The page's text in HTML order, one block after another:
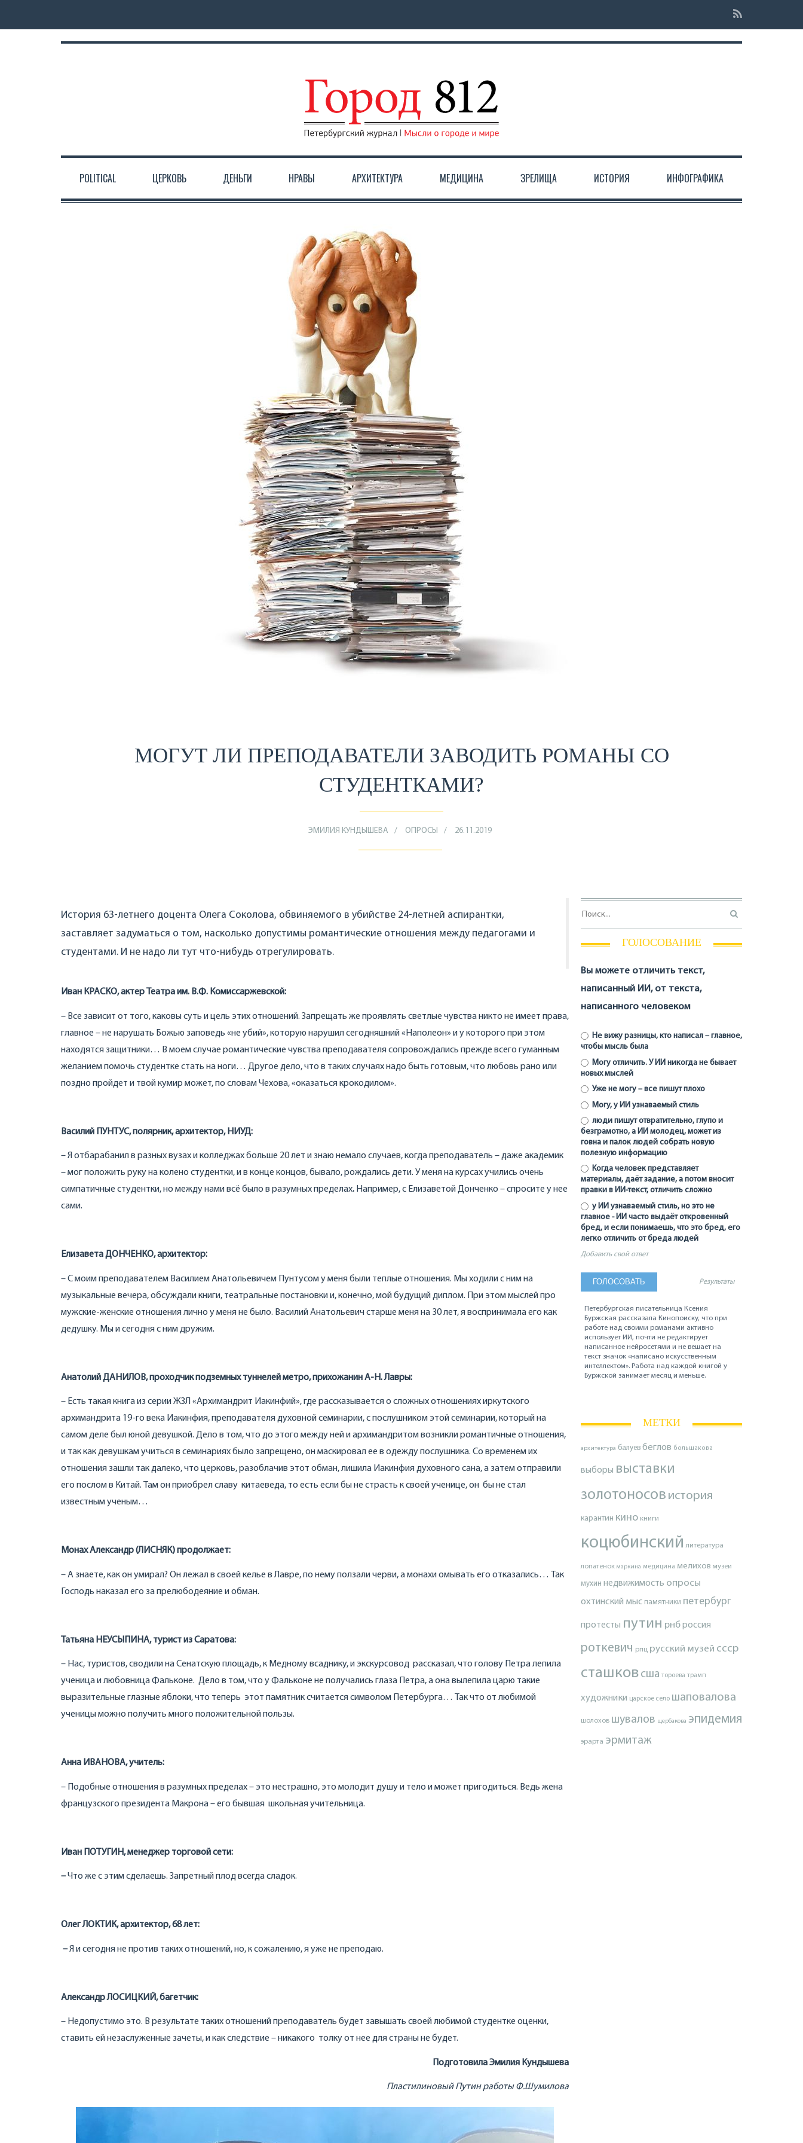
POLITICAL ЦЕРКОВЬ ДЕНЬГИ НРАВЫ АРХИТЕКТУРА МЕДИЦИНА ЗРЕЛИЩА ИСТОРИЯ ИНФОГРАФИКА
МОГУТ ЛИ ПРЕПОДАВАТЕЛИ ЗАВОДИТЬ РОМАНЫ СО
СТУДЕНТКАМИ?
ЭМИЛИЯ КУНДЫШЕВА ОПРОСЫ 26.11.2019
История 63-летнего доцента Олега Соколова, обвиняемого в убийстве 24-летней аспирантки,
заставляет задуматься о том, насколько допустимы романтические отношения между педагогами и
студентами. И не надо ли тут что-нибудь отрегулировать.
Иван КРАСКО, актер Театра им. В.Ф. Комиссаржевской:
– Все зависит от того, каковы суть и цель этих отношений. Запрещать же проявлять светлые чувства никто не имеет права,
главное – не нарушать Божью заповедь «не убий», которую нарушил сегодняшний «Наполеон» и у которого при этом
находятся защитники… В моем случае романтические чувства преподавателя сопровождались прежде всего гуманным
желанием помочь студентке стать на ноги… Другое дело, что в таких случаях надо быть готовым, что любовь рано или
поздно пройдет и твой кумир может, по словам Чехова, «оказаться крокодилом».
Василий ПУНТУС, полярник, архитектор, НИУД:
– Я отбарабанил в разных вузах и колледжах больше 20 лет и знаю немало случаев, когда преподаватель – даже академик
– мог положить руку на колено студентки, и в конце концов, бывало, рождались дети. У меня на курсах учились очень
симпатичные студентки, но между нами всё было в разумных пределах. Например, с Елизаветой Донченко – спросите у нее
сами.
Елизавета ДОНЧЕНКО, архитектор:
– С моим преподавателем Василием Анатольевичем Пунтусом у меня были теплые отношения. Мы ходили с ним на
музыкальные вечера, обсуждали книги, театральные постановки и, конечно, мой будущий диплом. При этом мыслей про
мужские-женские отношения лично у меня не было. Василий Анатольевич старше меня на 30 лет, я воспринимала его как
дедушку. Мы и сегодня с ним дружим.
Анатолий ДАНИЛОВ, проходчик подземных туннелей метро, прихожанин А-Н. Лавры:
– Есть такая книга из серии ЖЗЛ «Архимандрит Иакинфий», где рассказывается о сложных отношениях иркутского
архимандрита 19-го века Иакинфия, преподавателя духовной семинарии, с послушником этой семинарии, который на
самом деле был юной девушкой. Дело в том, что до этого между ней и архимандритом возникли романтичные отношения,
и так как девушкам учиться в семинариях было запрещено, он маскировал ее в одежду послушника. Со временем их
отношения зашли так далеко, что церковь, разоблачив этот обман, лишила Иакинфия духовного сана, а затем отправили
его послом в Китай. Там он приобрел славу китаеведа, то есть если бы не страсть к своей ученице, он бы не стал
известным ученым…
Монах Александр (ЛИСНЯК) продолжает:
– А знаете, как он умирал? Он лежал в своей келье в Лавре, по нему ползали черви, а монахи омывать его отказались… Так
Господь наказал его за прелюбодеяние и обман.
Татьяна НЕУСЫПИНА, турист из Саратова:
– Нас, туристов, сводили на Сенатскую площадь, к Медному всаднику, и экскурсовод рассказал, что голову Петра лепила
ученица и любовница Фальконе. Дело в том, что у Фальконе не получались глаза Петра, а она вылепила царю такие
выразительные глазные яблоки, что теперь этот памятник считается символом Петербурга… Так что от любимой
ученицы можно получить много положительной пользы.
Анна ИВАНОВА, учитель:
– Подобные отношения в разумных пределах – это нестрашно, это молодит душу и тело и может пригодиться. Ведь жена
французского президента Макрона – его бывшая школьная учительница.
Иван ПОТУГИН, менеджер торговой сети:
–Что же с этим сделаешь. Запретный плод всегда сладок.
Олег ЛОКТИК, архитектор, 68 лет:
–Я и сегодня не против таких отношений, но, к сожалению, я уже не преподаю.
Александр ЛОСИЦКИЙ, багетчик:
– Недопустимо это. В результате таких отношений преподаватель будет завышать своей любимой студентке оценки,
ставить ей незаслуженные зачеты, и как следствие – никакого толку от нее для страны не будет.
Подготовила Эмилия Кундышева
Пластилиновый Путин работы Ф.Шумилова
ГОЛОСОВАНИЕ
Вы можете отличить текст,
написанный ИИ, от текста,
написанного человеком
Не вижу разницы, кто написал – главное,
чтобы мысль была
Могу отличить. У ИИ никогда не бывает
новых мыслей
Уже не могу – все пишут плохо
Могу, у ИИ узнаваемый стиль
люди пишут отвратительно, глупо и
безграмотно, а ИИ молодец, может из
говна и палок людей собрать новую
полезную информацию
Когда человек представляет
материалы, даёт задание, а потом вносит
правки в ИИ-текст, отличить сложно
у ИИ узнаваемый стиль, но это не
главное - ИИ часто выдаёт откровенный
бред, и если понимаешь, что это бред, его
легко отличить от бреда людей
Добавить свой ответ
Результаты
Петербургская писательница Ксения
Буржская рассказала Кинопоиску, что при
работе над своими романами активно
использует ИИ, почти не редактирует
написанное нейросетями и не вешает на
текст значок «написано искусственным
интеллектом». Работа над каждой книгой у
Буржской занимает месяц и меньше.
МЕТКИ
архитектура балуев беглов большакова
выборы выставки
золотоносов история
карантин кино книги
коцюбинский литература
лопатенок маркина медицина мелихов музеи
мухин недвижимость опросы
охтинский мыс памятники петербург
протесты путин рнброссия
роткевич рпц русский музей ссср
сташков сша тороева трамп
художники царское село шаповалова
шолохов шувалов щербакова эпидемия
эрарта эрмитаж